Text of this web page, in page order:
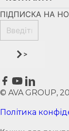
ПІДПИСКА НА
>
© AVA GROUP,
Політика